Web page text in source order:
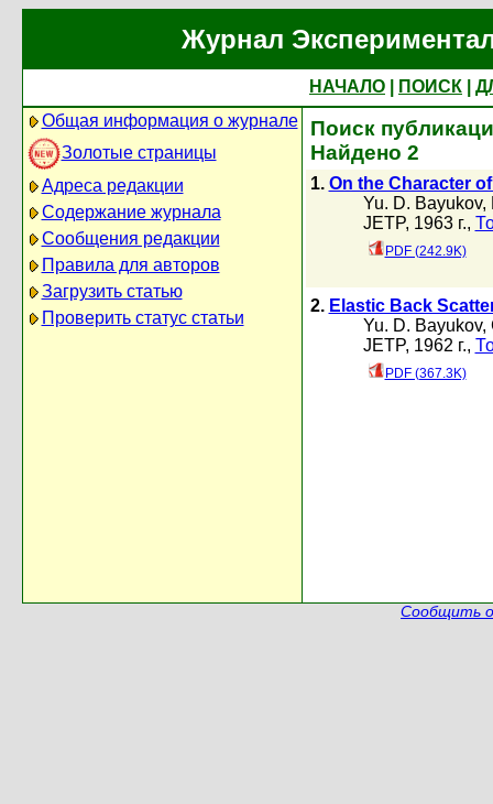
Журнал
НАЧАЛО ПОИСК
Общая информация о журнале
Золотые страницы
Адреса редакции
Содержание журнала
Сообщения редакции
Правила для авторов
Загрузить статью
Проверить статус статьи
Поиск
Найдено 2
1. On the Character
Yu. D. Bayukov,
JETP, 1963 г.,
PDF (242.9K)
2. Elastic Back
Yu. D. Bayukov,
JETP, 1962 г.,
PDF (367.3K)
Сообщить о